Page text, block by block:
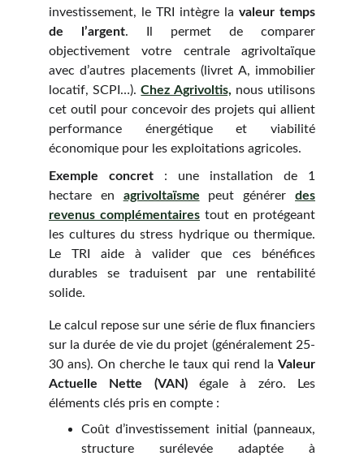
investissement, le TRI intègre la valeur temps
de l’argent. Il permet de comparer
objectivement votre centrale agrivoltaïque
avec d’autres placements (livret A, immobilier
locatif, SCPI…).Chez Agrivoltis, nous utilisons
cet outil pour concevoir des projets qui allient
performance énergétique et viabilité
économique pour les exploitations agricoles.
Exemple concret : une installation de 1
hectare en agrivoltaïsme peut générer des
revenus complémentaires tout en protégeant
les cultures du stress hydrique ou thermique.
Le TRI aide à valider que ces bénéfices
durables se traduisent par une rentabilité
solide.
Le calcul repose sur une série de flux financiers
sur la durée de vie du projet (généralement 25-
30 ans). On cherche le taux qui rend la Valeur
Actuelle Nette (VAN)égale à zéro. Les
éléments clés pris en compte :
Coût d’investissement initial (panneaux,
structure surélevée adaptée à